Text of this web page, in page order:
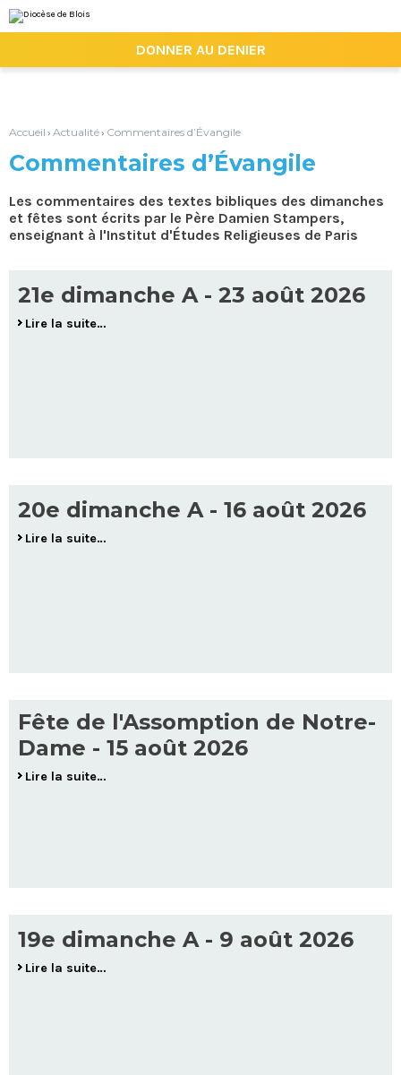
au
contenu.
la
personnels
DONNER AU DENIER
Accueil › Actualité› Commentaires d’Évangile
Commentaires d’Évangile
Les commentaires des textes bibliques des dimanches
et fêtes sont écrits par le Père Damien Stampers,
enseignant à l'Institut d'Études Religieuses de Paris
21e dimanche A - 23 août 2026
Lire la suite…
20e dimanche A - 16 août 2026
Lire la suite…
Fête de l'Assomption de Notre-
Dame - 15 août 2026
Lire la suite…
19e dimanche A - 9 août 2026
Lire la suite…